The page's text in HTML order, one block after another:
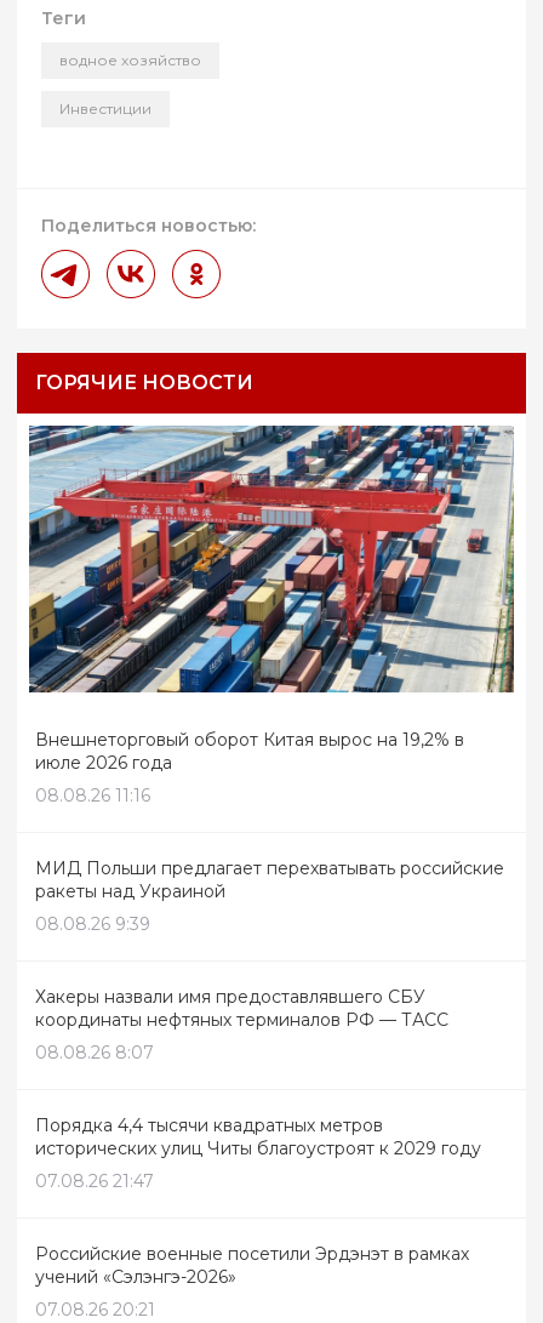
Теги
водное хозяйство
Инвестиции
Поделиться новостью:
ГОРЯЧИЕ НОВОСТИ
Внешнеторговый оборот Китая вырос на 19,2% в
июле 2026 года
08.08.26 11:16
МИД Польши предлагает перехватывать российские
ракеты над Украиной
08.08.26 9:39
Хакеры назвали имя предоставлявшего СБУ
координаты нефтяных терминалов РФ — ТАСС
08.08.26 8:07
Порядка 4,4 тысячи квадратных метров
исторических улиц Читы благоустроят к 2029 году
07.08.26 21:47
Российские военные посетили Эрдэнэт в рамках
учений «Сэлэнгэ-2026»
07.08.26 20:21